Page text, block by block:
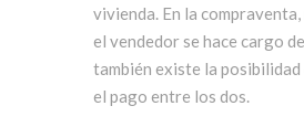
vivienda. En la
el vendedor se hace cargo
también existe la
el pago entre los dos.